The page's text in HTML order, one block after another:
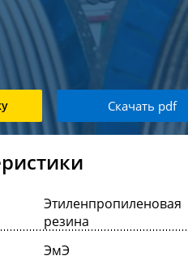
Скачать pdf
Этиленпропиленовая
резина
ЭмЭ